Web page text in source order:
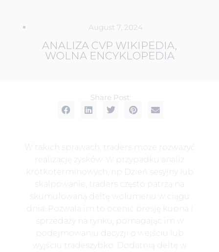
August 7, 2024
ANALIZA CVP WIKIPEDIA,
WOLNA ENCYKLOPEDIA
Share Post:
W takich sprawach, traders może rozważyć
realizację zysków. W przypadku analiz
krótkoterminowych, np Dzień sesyjny lub
skalpowanie, traders często patrzą na
skumulowaną deltę wolumenu w ciągu
dnia. Pozwala im to ocenić presję kupna i
sprzedaży na rynku, pomagając im w
podejmowaniu decyzji o wejściu lub
wyjściu tradeszybko. Dodatnią deltę w